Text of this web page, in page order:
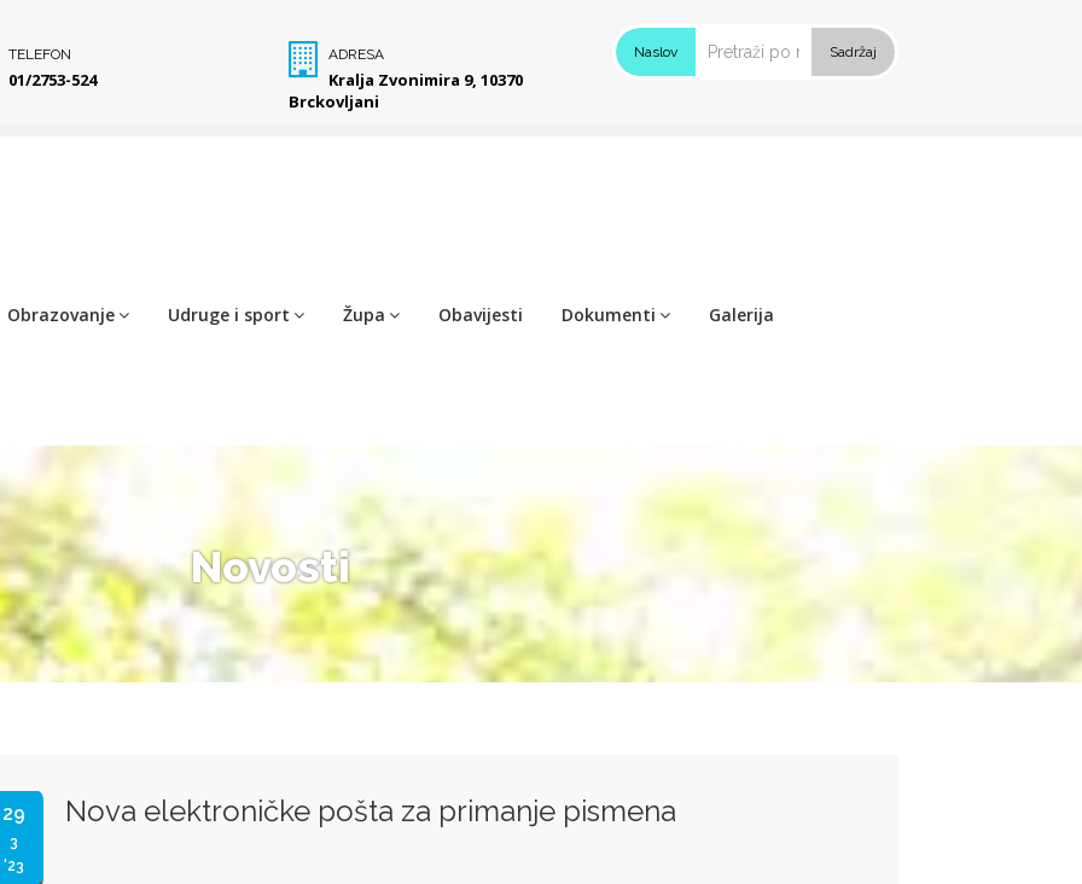
TELEFON
01/2753-524
ADRESA
Kralja Zvonimira 9, 10370
Brckovljani
Naslov Sadržaj
Obrazovanje Udruge i sport Župa Obavijesti Dokumenti Galerija
Novosti
29
3
'23
Nova elektroničke pošta za primanje pismena